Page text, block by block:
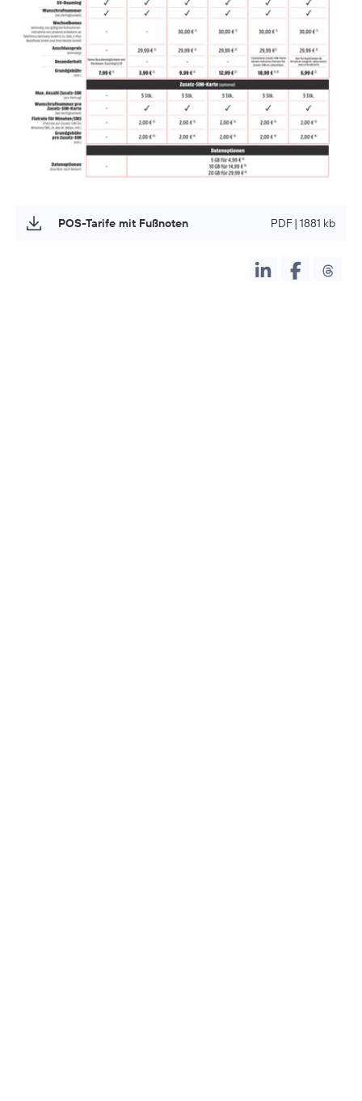
POS-Tarife mit Fußnoten PDF | 1881 kb